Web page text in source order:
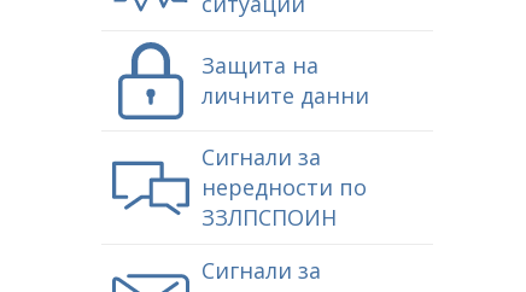
Защита на
личните данни
Сигнали за
нередности по
ЗЗЛПСПОИН
Сигнали за